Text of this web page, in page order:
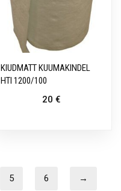
KIUDMATT KUUMAKINDEL
HTI 1200/100
20€
5 6 →